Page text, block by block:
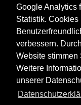
Google Analytics
Statistik.
verbessern.
Website stimmen
Weitere
unserer